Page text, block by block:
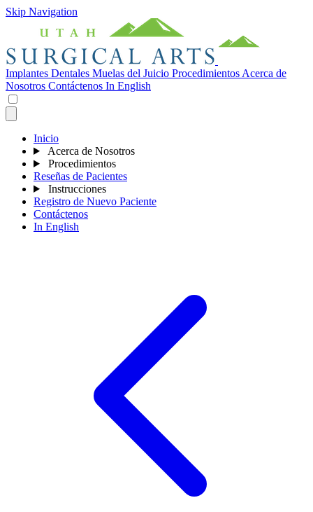
Skip Navigation
Implantes Dentales Muelas del Juicio Procedimientos Acerca de
Nosotros Contáctenos In English
Inicio
Acerca de Nosotros
Procedimientos
Reseñas de Pacientes
Instrucciones
Registro de Nuevo Paciente
Contáctenos
In English